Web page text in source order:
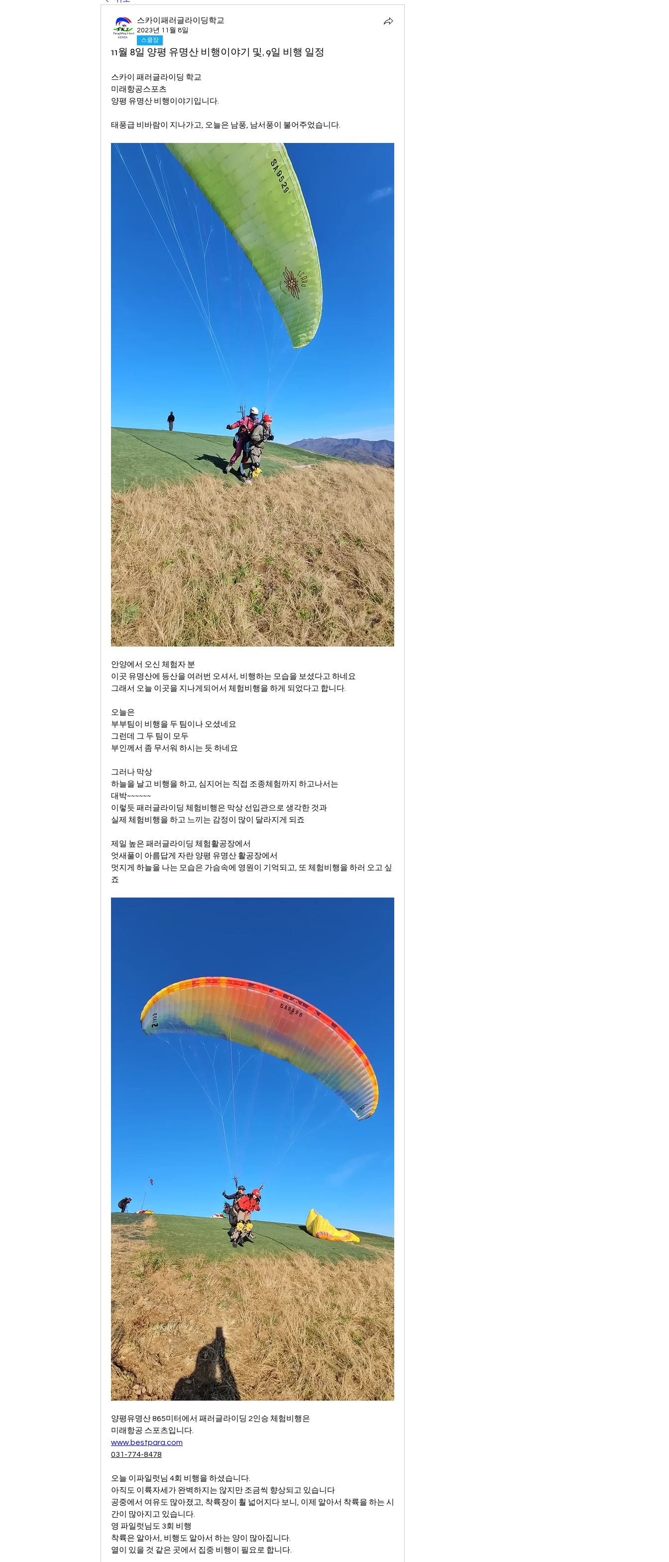
스카이패러글라이딩학교
2023년 11월 8일
스쿨장
11월 8일 양평 유명산 비행이야기 및, 9일 비행 일정
스카이 패러글라이딩 학교
미래항공스포츠
양평 유명산 비행이야기입니다.
태풍급 비바람이 지나가고, 오늘은 남풍, 남서풍이 불어주었습니다.
안양에서 오신 체험자 분
이곳 유명산에 등산을 여러번 오셔서, 비행하는 모습을 보셨다고 하네요
그래서 오늘 이곳을 지나게되어서 체험비행을 하게 되었다고 합니다.
오늘은
부부팀이 비행을 두 팀이나 오셨네요
그런데 그 두 팀이 모두
부인께서 좀 무서워 하시는 듯 하네요
그러나 막상
하늘을 날고 비행을 하고, 심지어는 직접 조종체험까지 하고나서는
대박~~~~~~
이렇듯 패러글라이딩 체험비행은 막상 선입관으로 생각한 것과
실제 체험비행을 하고 느끼는 감정이 많이 달라지게 되죠
제일 높은 패러글라이딩 체험활공장에서
엇새풀이 아름답게 자란 양평 유명산 활공장에서
멋지게 하늘을 나는 모습은 가슴속에 영원이 기억되고, 또 체험비행을 하러 오고 싶
죠
양평유명산 865미터에서 패러글라이딩 2인승 체험비행은
미래항공 스포츠입니다.
www.bestpara.com
031-774-8478
오늘 이파일럿님 4회 비행을 하셨습니다.
아직도 이륙자세가 완벽하지는 않지만 조금씩 향상되고 있습니다
공중에서 여유도 많아졌고, 착륙장이 훨 넓어지다 보니, 이제 알아서 착륙을 하는 시
간이 많아지고 있습니다.
영 파일럿님도 3회 비행
착륙은 알아서, 비행도 알아서 하는 양이 많아집니다.
열이 있을 것 같은 곳에서 집중 비행이 필요로 합니다.